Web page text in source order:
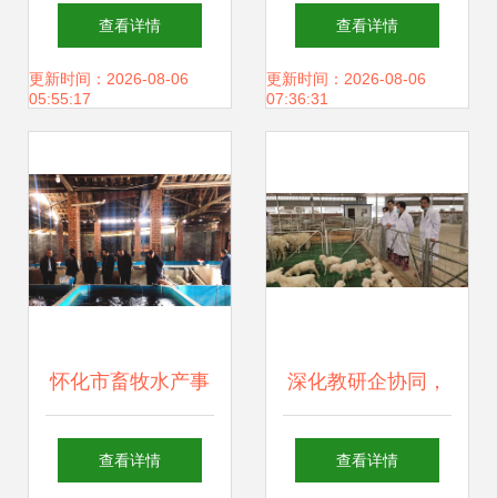
产业链全景图 从饲
料销售看畜牧渔业
查看详情
更新时间：2026-08-06
05:55:17
刘连国 致富不忘乡
亲，真情回报社会
销售的奉献之路
查看详情
更新时间：2026-08-06
07:36:31
怀化市畜牧水产事
务中心深入芷江调
查看详情
深化教研企协同，
共拓畜牧发展新局
查看详情